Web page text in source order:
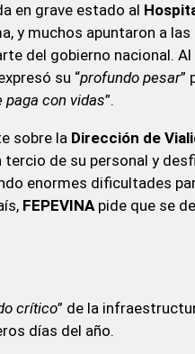
en grave estado al
y muchos apuntaron a
del gobierno nacional.
su “profundo pesar”
paga con vidas”.
sobre la Dirección de
tercio de su personal y
enormes dificultades
FEPEVINApide que se
crítico” de la
días del año.